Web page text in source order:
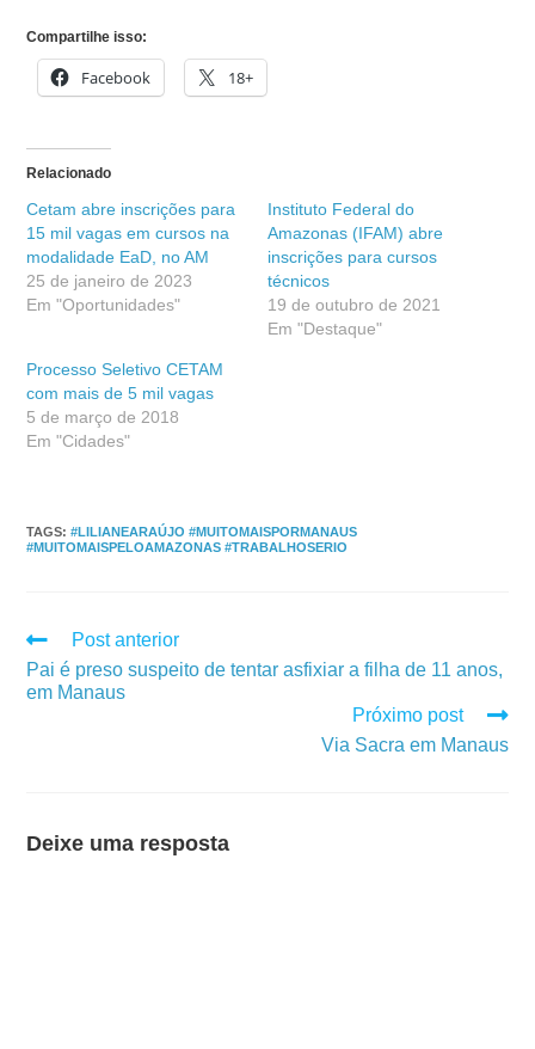
Compartilhe isso:
Facebook 18+
Relacionado
Cetam abre inscrições para
15 mil vagas em cursos na
modalidade EaD, no AM
25 de janeiro de 2023
Em "Oportunidades"
Instituto Federal do
Amazonas (IFAM) abre
inscrições para cursos
técnicos
19 de outubro de 2021
Em "Destaque"
Processo Seletivo CETAM
com mais de 5 mil vagas
5 de março de 2018
Em "Cidades"
TAGS:#LILIANEARAÚJO #MUITOMAISPORMANAUS
#MUITOMAISPELOAMAZONAS #TRABALHOSERIO
Post anterior
Pai é preso suspeito de tentar asfixiar a filha de 11 anos,
em Manaus
Próximo post
Via Sacra em Manaus
Deixe uma resposta